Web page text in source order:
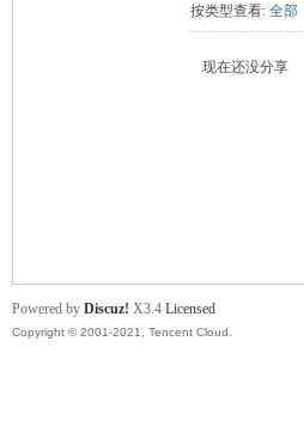
按类型查看: 全部
现在还没分享
Powered by Discuz! X3.4 Licensed
Copyright © 2001-2021, Tencent Cloud.